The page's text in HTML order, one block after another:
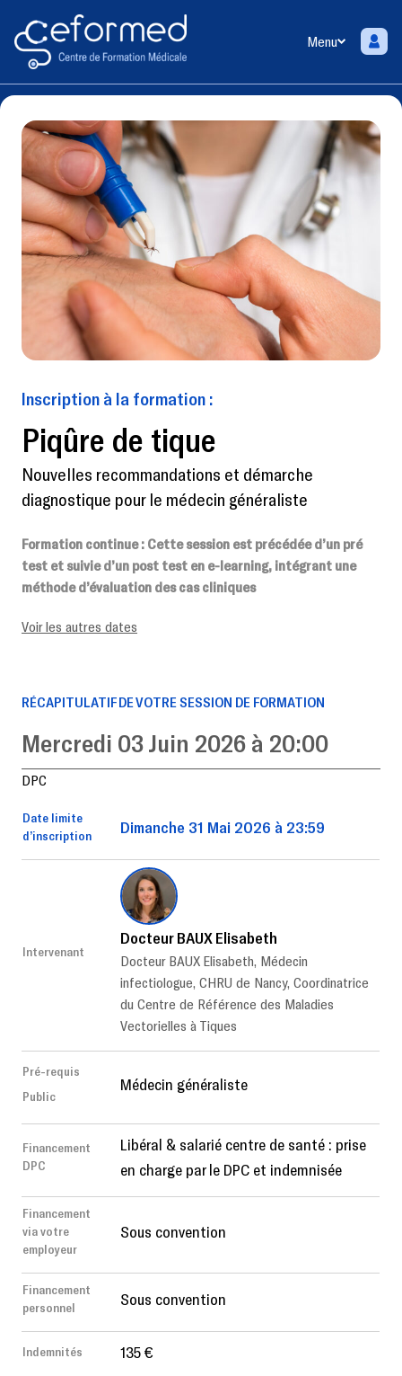
Menu
Inscription à la formation :
Piqûre de tique
Nouvelles recommandations et démarche
diagnostique pour le médecin généraliste
Formation continue: Cette session est précédée d’un pré
test et suivie d’un post test en e-learning, intégrant une
méthode d’évaluation des cas cliniques
Voir les autres dates
RÉCAPITULATIF DE VOTRE SESSION DE FORMATION
Mercredi 03 Juin 2026 à 20:00
DPC
Date limite
d’inscription
Dimanche 31 Mai 2026 à 23:59
Intervenant
Docteur BAUX Elisabeth
Docteur BAUX Elisabeth, Médecin
infectiologue, CHRU de Nancy, Coordinatrice
du Centre de Référence des Maladies
Vectorielles à Tiques
Pré-requis
Public
Médecin généraliste
Financement
DPC
Libéral & salarié centre de santé : prise
en charge par le DPC et indemnisée
Financement
via votre
employeur
Sous convention
Financement
personnel
Sous convention
Indemnités 135 €